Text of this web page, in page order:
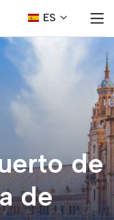
ES
de
de